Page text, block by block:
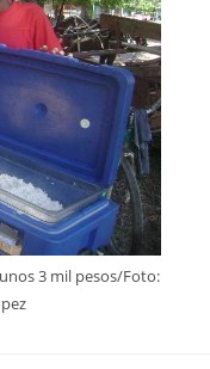
3 mil pesos/Foto: